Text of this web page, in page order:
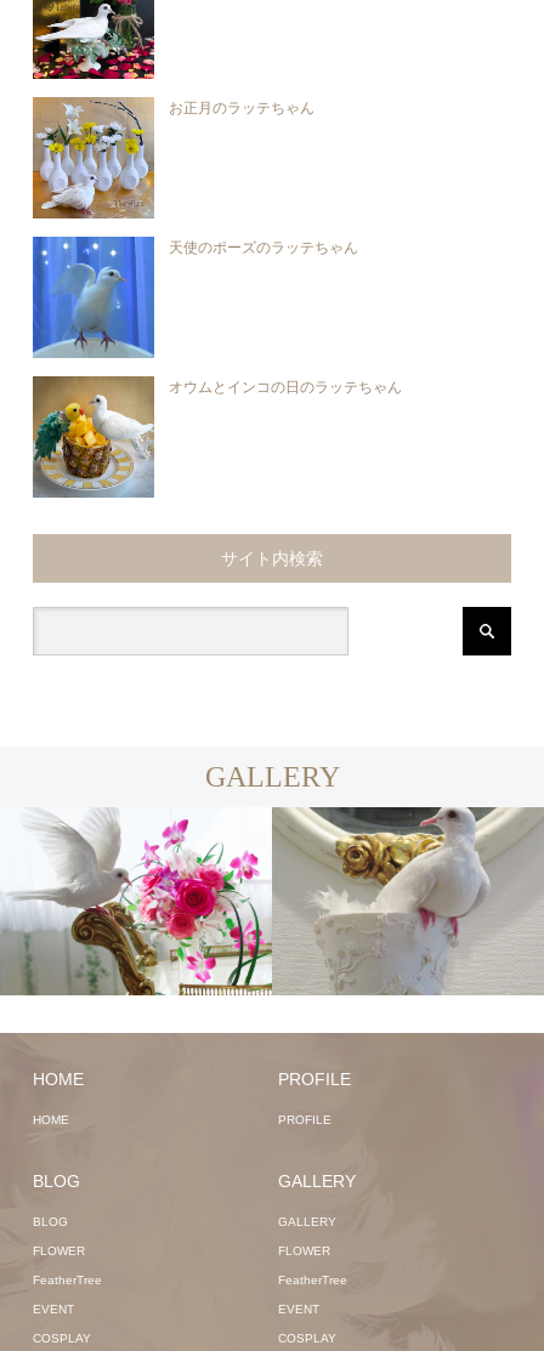
お正月のラッテちゃん
天使のポーズのラッテちゃん
オウムとインコの日のラッテちゃん
サイト内検索
GALLERY
HOME
HOME
PROFILE
PROFILE
BLOG
BLOG
FLOWER
FeatherTree
EVENT
COSPLAY
GALLERY
GALLERY
FLOWER
FeatherTree
EVENT
COSPLAY